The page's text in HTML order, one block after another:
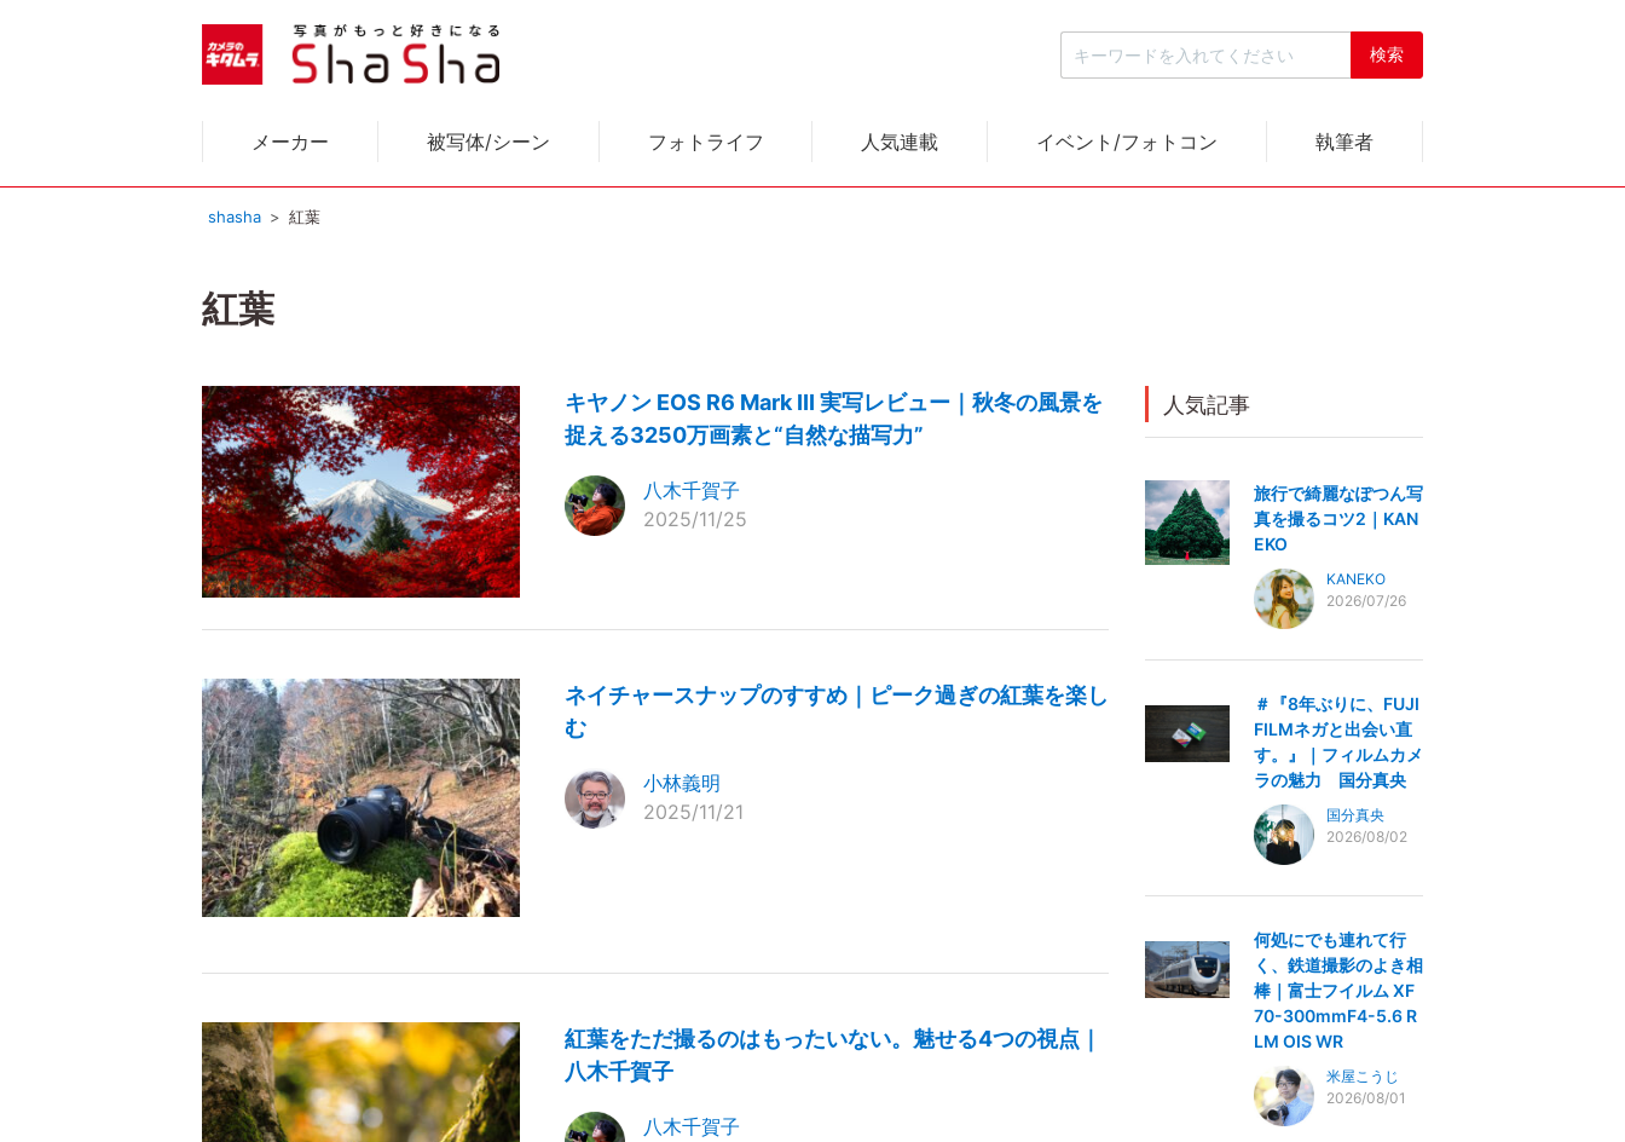
メーカー 被写体/シーン フォトライフ 人気連載 イベント/フォトコン 執筆者
shasha 紅葉
紅葉
キヤノン EOS R6 Mark III 実写レビュー｜秋冬の風景を
捉える3250万画素と“自然な描写力”
八木千賀子
2025/11/25
ネイチャースナップのすすめ｜ピーク過ぎの紅葉を楽し
む
小林義明
2025/11/21
紅葉をただ撮るのはもったいない。魅せる4つの視点｜
八木千賀子
八木千賀子
人気記事
旅行で綺麗なぽつん写
真を撮るコツ2｜KAN
EKO
KANEKO
2026/07/26
＃『8年ぶりに、FUJI
FILMネガと出会い直
す。』｜フィルムカメ
ラの魅力 国分真央
国分真央
2026/08/02
何処にでも連れて行
く、鉄道撮影のよき相
棒｜富士フイルム XF
70-300mmF4-5.6 R
LM OIS WR
米屋こうじ
2026/08/01